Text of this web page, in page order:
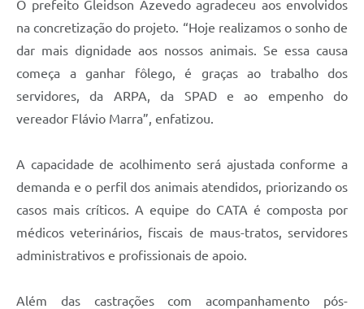
O prefeito Gleidson Azevedo agradeceu aos envolvidos
na concretização do projeto. “Hoje realizamos o sonho de
dar mais dignidade aos nossos animais. Se essa causa
começa a ganhar fôlego, é graças ao trabalho dos
servidores, da ARPA, da SPAD e ao empenho do
vereador Flávio Marra”, enfatizou.
A capacidade de acolhimento será ajustada conforme a
demanda e o perfil dos animais atendidos, priorizando os
casos mais críticos. A equipe do CATA é composta por
médicos veterinários, fiscais de maus-tratos, servidores
administrativos e profissionais de apoio.
Além das castrações com acompanhamento pós-